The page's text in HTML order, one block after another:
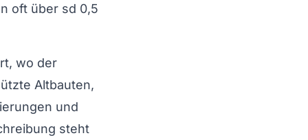
oft über sd 0,5
wo der
Altbauten,
und
steht